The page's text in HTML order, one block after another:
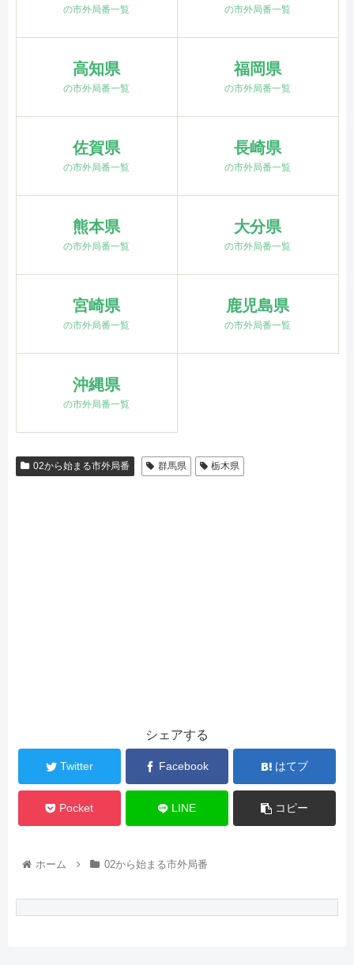
の市外局番一覧 の市外局番一覧
高知県
の市外局番一覧
福岡県
の市外局番一覧
佐賀県
の市外局番一覧
長崎県
の市外局番一覧
熊本県
の市外局番一覧
大分県
の市外局番一覧
宮崎県
の市外局番一覧
鹿児島県
の市外局番一覧
沖縄県
の市外局番一覧
02から始まる市外局番 群馬県 栃木県
シェアする
Twitter Facebook はてブ
Pocket LINE コピー
ホーム 02から始まる市外局番